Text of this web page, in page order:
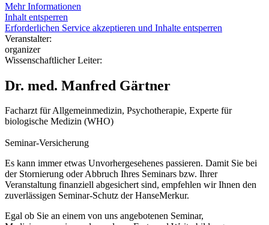
Mehr Informationen
Inhalt entsperren
Erforderlichen Service akzeptieren und Inhalte entsperren
Veranstalter:
organizer
Wissenschaftlicher Leiter:
Dr. med. Manfred Gärtner
Facharzt für Allgemeinmedizin, Psychotherapie, Experte für
biologische Medizin (WHO)
Seminar-Versicherung
Es kann immer etwas Unvorhergesehenes passieren. Damit Sie bei
der Stornierung oder Abbruch Ihres Seminars bzw. Ihrer
Veranstaltung finanziell abgesichert sind, empfehlen wir Ihnen den
zuverlässigen Seminar-Schutz der HanseMerkur.
Egal ob Sie an einem von uns angebotenen Seminar,